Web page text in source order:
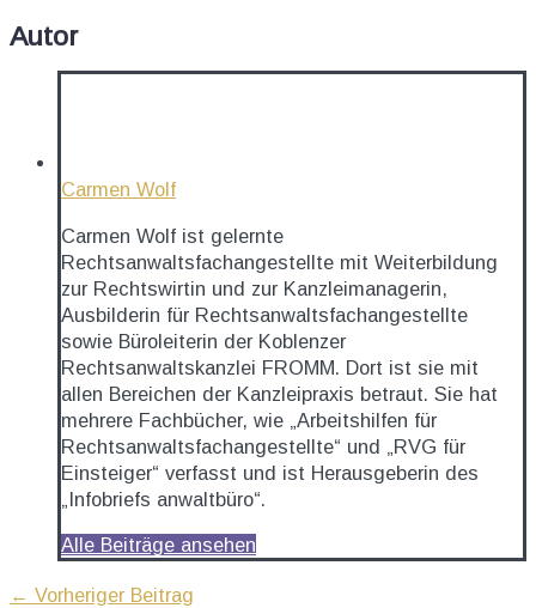
Autor
Carmen Wolf
Carmen Wolf ist gelernte
Rechtsanwaltsfachangestellte mit Weiterbildung
zur Rechtswirtin und zur Kanzleimanagerin,
Ausbilderin für Rechtsanwaltsfachangestellte
sowie Büroleiterin der Koblenzer
Rechtsanwaltskanzlei FROMM. Dort ist sie mit
allen Bereichen der Kanzleipraxis betraut. Sie hat
mehrere Fachbücher, wie „Arbeitshilfen für
Rechtsanwaltsfachangestellte“ und „RVG für
Einsteiger“ verfasst und ist Herausgeberin des
„Infobriefs anwaltbüro“.
Alle Beiträge ansehen
← Vorheriger Beitrag